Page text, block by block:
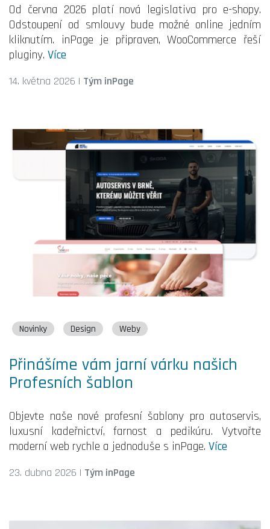
Od června 2026 platí nová legislativa pro e-shopy.
Odstoupení od smlouvy bude možné online jedním
kliknutím. inPage je připraven, WooCommerce řeší
pluginy. Více
14. května 2026 | Tým inPage
Novinky Design Weby
Přinášíme vám jarní várku našich
Profesních šablon
Objevte naše nové profesní šablony pro autoservis,
luxusní kadeřnictví, farnost a pedikúru. Vytvořte
moderní web rychle a jednoduše s inPage. Více
23. dubna 2026 | Tým inPage